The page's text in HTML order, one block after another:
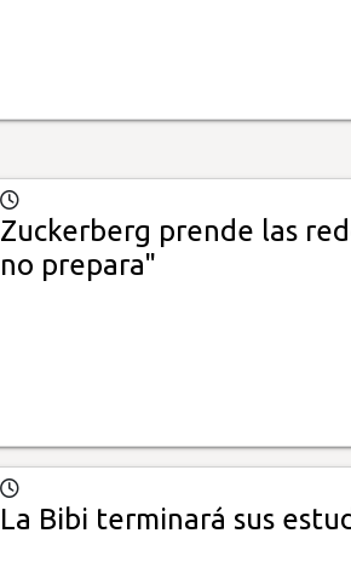
Zuckerberg prende las
no prepara"
La Bibi terminará sus